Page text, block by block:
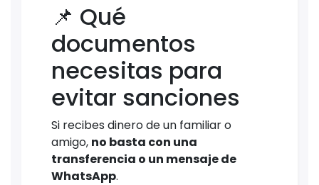
📌 Qué
documentos
necesitas para
evitar sanciones
Si recibes dinero de un familiar o
amigo, no basta con una
transferencia o un mensaje de
WhatsApp.